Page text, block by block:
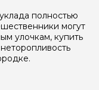
полностью
могут
улочкам, купить